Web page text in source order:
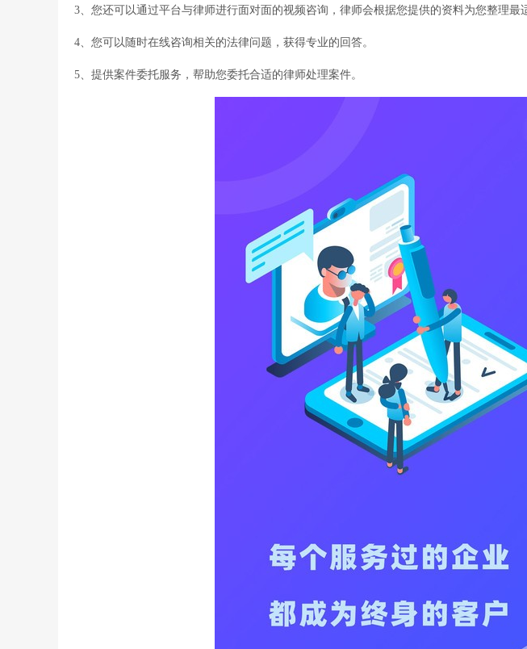
3、您还可以通过平台与律师进行面对面的视频咨询，律师会根据您提供的资料为您整理最
4、您可以随时在线咨询相关的法律问题，获得专业的回答。
5、提供案件委托服务，帮助您委托合适的律师处理案件。